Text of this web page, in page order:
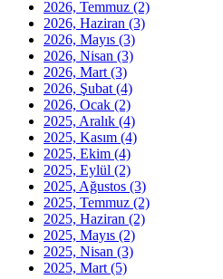
2026, Temmuz (2)
2026, Haziran (3)
2026, Mayıs (3)
2026, Nisan (3)
2026, Mart (3)
2026, Şubat (4)
2026, Ocak (2)
2025, Aralık (4)
2025, Kasım (4)
2025, Ekim (4)
2025, Eylül (2)
2025, Ağustos (3)
2025, Temmuz (2)
2025, Haziran (2)
2025, Mayıs (2)
2025, Nisan (3)
2025, Mart (5)